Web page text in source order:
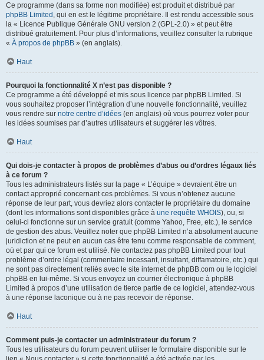
Ce programme (dans sa forme non modifiée) est produit et distribué par
phpBB Limited , qui en est le légitime propriétaire. Il est rendu accessible sous
la « Licence Publique Générale GNU version 2 (GPL-2.0) » et peut être
distribué gratuitement. Pour plus d’informations, veuillez consulter la rubrique
« À propos de phpBB » (en anglais).
Haut
Pourquoi la fonctionnalité X n’est pas disponible ?
Ce programme a été développé et mis sous licence par phpBB Limited. Si
vous souhaitez proposer l’intégration d’une nouvelle fonctionnalité, veuillez
vous rendre sur notre centre d’idées (en anglais) où vous pourrez voter pour
les idées soumises par d’autres utilisateurs et suggérer les vôtres.
Haut
Qui dois-je contacter à propos de problèmes d’abus ou d’ordres légaux liés
à ce forum ?
Tous les administrateurs listés sur la page « L’équipe » devraient être un
contact approprié concernant ces problèmes. Si vous n’obtenez aucune
réponse de leur part, vous devriez alors contacter le propriétaire du domaine
(dont les informations sont disponibles grâce à une requête WHOIS), ou, si
celui-ci fonctionne sur un service gratuit (comme Yahoo, Free, etc.), le service
de gestion des abus. Veuillez noter que phpBB Limited n’a absolument aucune
juridiction et ne peut en aucun cas être tenu comme responsable de comment,
où et par qui ce forum est utilisé. Ne contactez pas phpBB Limited pour tout
problème d’ordre légal (commentaire incessant, insultant, diffamatoire, etc.) qui
ne sont pas directement reliés avec le site internet de phpBB.com ou le logiciel
phpBB en lui-même. Si vous envoyez un courrier électronique à phpBB
Limited à propos d’une utilisation de tierce partie de ce logiciel, attendez-vous
à une réponse laconique ou à ne pas recevoir de réponse.
Haut
Comment puis-je contacter un administrateur du forum ?
Tous les utilisateurs du forum peuvent utiliser le formulaire disponible sur le